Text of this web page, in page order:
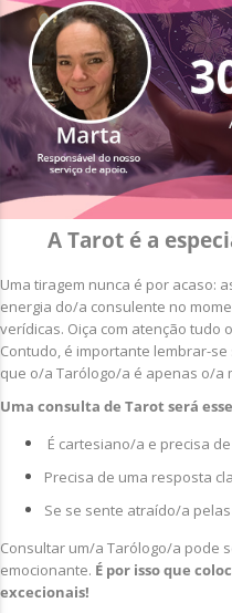
A Tarot é a
Uma tiragem nunca é por acaso:
energia do/a consulente no
verídicas. Oiça com atenção tudo
Contudo, é importante lembrar-
que o/a Tarólogo/a é apenas o/a
Uma consulta de Tarot será
É cartesiano/a e precisa
Precisa de uma resposta
Se se sente atraído/a
Consultar um/a Tarólogo/a pode
emocionante. É por isso que
excecionais!